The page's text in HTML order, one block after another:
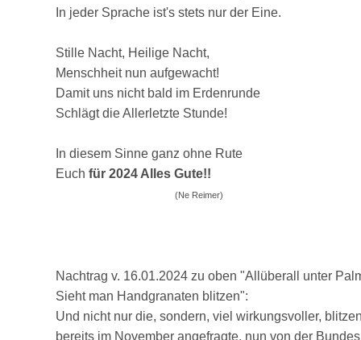
In jeder Sprache ist's stets nur der Eine.
Stille Nacht, Heilige Nacht,
Menschheit nun aufgewacht!
Damit uns nicht bald im Erdenrunde
Schlägt die Allerletzte Stunde!
In diesem Sinne ganz ohne Rute
Euch für 2024 Alles Gute!!
(Ne Reimer)
Nachtrag v. 16.01.2024 zu oben "Allüberall unter
Sieht man Handgranaten blitzen":
Und nicht nur die, sondern, viel wirkungsvoller,
bereits im November angefragte, nun von der